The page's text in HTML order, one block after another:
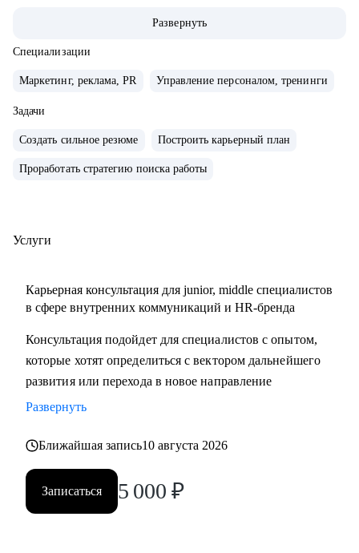
компаниях с нуля, создавал и внедрял EVP, и новые
концепции бренда работодателя
человек для внешних и внутренних участников
• сейчас развиваю бренд работодателя в лидере HR-tech
России.
развития HR-бренда
• сформулировать карьерную цель и разработать план для
необходимые для достижения этой цели
внутренних коммуникаций, HR-бренда или
корпоративного event-менеджера, особенно в ИТ-сферу
• подготовить или переработать кейсы для поиска работы
• разработать стратегию поиска работы или роста внутри
• помочь разобраться с нюансами работы по этим
направлениями и с тем, как это устроено в различных
компаниях и отраслях
• проанализировать ваше текущее резюме и дать советы
Развернуть
Специализации
Маркетинг, реклама, PR Управление персоналом, тренинги
Задачи
Создать сильное резюме Построить карьерный план
Проработать стратегию поиска работы
Услуги
Карьерная консультация для junior, middle специалистов
в сфере внутренних коммуникаций и HR-бренда
Консультация подойдет для специалистов с опытом,
которые хотят определиться с вектором дальнейшего
развития или перехода в новое направление
Развернуть
Ближайшая запись10 августа 2026
Записаться 5 000 ₽